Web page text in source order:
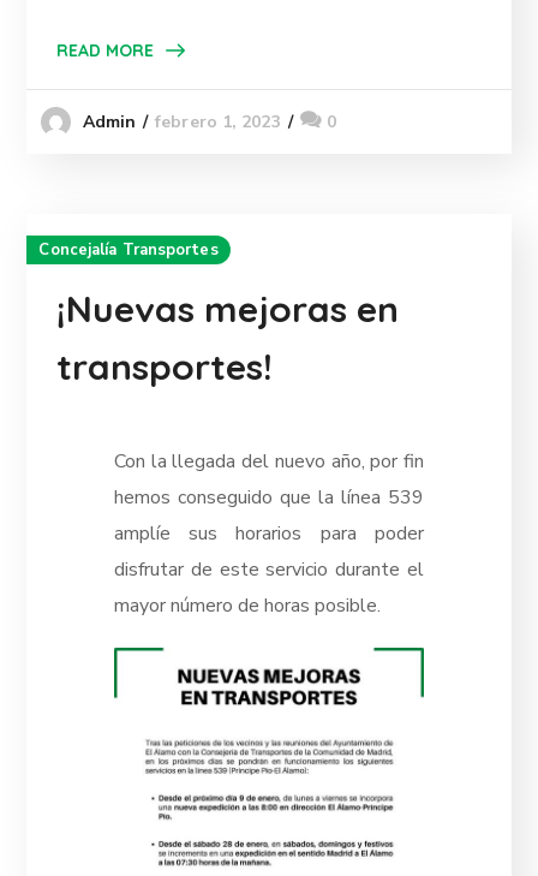
READ MORE
Admin febrero 1, 2023 0
Concejalía Transportes
¡Nuevas mejoras en
transportes!
Con la llegada del nuevo año, por fin
hemos conseguido que la línea 539
amplíe sus horarios para poder
disfrutar de este servicio durante el
mayor número de horas posible.